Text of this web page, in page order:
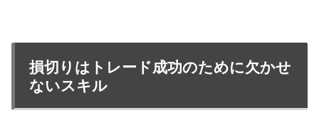
損切りはトレード成功のために欠かせ
ないスキル